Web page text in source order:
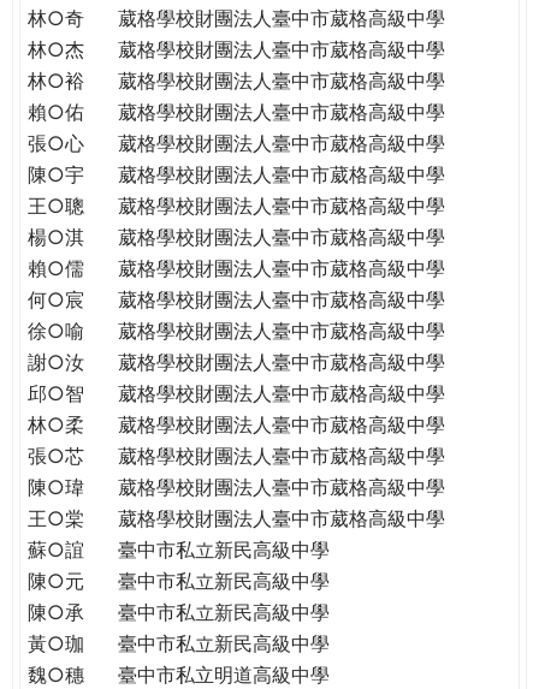
林○奇
葳格學校財團法人臺中市葳格高級中學
林○杰
葳格學校財團法人臺中市葳格高級中學
林○裕
葳格學校財團法人臺中市葳格高級中學
賴○佑
葳格學校財團法人臺中市葳格高級中學
張○心
葳格學校財團法人臺中市葳格高級中學
陳○宇
葳格學校財團法人臺中市葳格高級中學
王○聰
葳格學校財團法人臺中市葳格高級中學
楊○淇
葳格學校財團法人臺中市葳格高級中學
賴○儒
葳格學校財團法人臺中市葳格高級中學
何○宸
葳格學校財團法人臺中市葳格高級中學
徐○喻
葳格學校財團法人臺中市葳格高級中學
謝○汝
葳格學校財團法人臺中市葳格高級中學
邱○智
葳格學校財團法人臺中市葳格高級中學
林○柔
葳格學校財團法人臺中市葳格高級中學
張○芯
葳格學校財團法人臺中市葳格高級中學
陳○瑋
葳格學校財團法人臺中市葳格高級中學
王○棠
葳格學校財團法人臺中市葳格高級中學
蘇○誼
臺中市私立新民高級中學
陳○元
臺中市私立新民高級中學
陳○承
臺中市私立新民高級中學
黃○珈
臺中市私立新民高級中學
魏○穗
臺中市私立明道高級中學